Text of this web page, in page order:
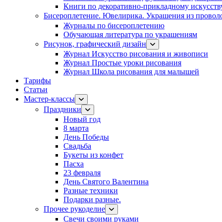
Книги по декоративно-прикладному
Бисероплетение. Ювелирика. Украшения из
Журналы по бисероплетению
Обучающая литература по украшениям
Рисунок, графический дизайн
Журнал Искусство рисования и живописи
Журнал Простые уроки рисования
Журнал Школа рисования для малышей
Тарифы
Статьи
Мастер-классы
Праздники
Новый год
8 марта
День Победы
Свадьба
Букеты из конфет
Пасха
23 февраля
День Святого Валентина
Разные техники
Подарки разные.
Прочее рукоделие
Свечи своими руками